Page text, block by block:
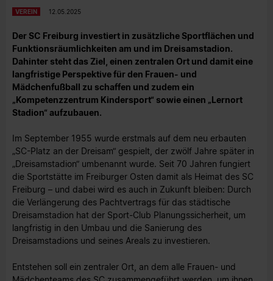
VEREIN 12.05.2025
Der SC Freiburg investiert in zusätzliche Sportflächen und
Funktionsräumlichkeiten am und im Dreisamstadion.
Dahinter steht das Ziel, einen zentralen Ort und damit eine
langfristige Perspektive für den Frauen- und
Mädchenfußball zu schaffen und zudem ein
„Kompetenzzentrum Kindersport“ sowie einen „Lernort
Stadion“ aufzubauen.
Im September 1955 wurde erstmals auf dem neu erbauten
„SC-Platz an der Dreisam“ gespielt, der zwölf Jahre später in
„Dreisamstadion“ umbenannt wurde. Seit 70 Jahren fungiert
die Sportstätte im Freiburger Osten damit als Heimat des SC
Freiburg – und dabei wird es auch in Zukunft bleiben: Durch
die Verlängerung des Pachtvertrags für das städtische
Dreisamstadion hat der Sport-Club Planungssicherheit, um
langfristig in den Umbau und die Sanierung des
Dreisamstadions und seines Areals zu investieren.
Entstehen soll ein zentraler Ort, an dem alle Frauen- und